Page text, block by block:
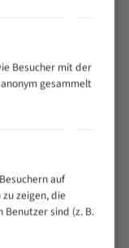
auch bei
Besucher mit der
gesammelt
auf
zeigen, die
sind (z. B.